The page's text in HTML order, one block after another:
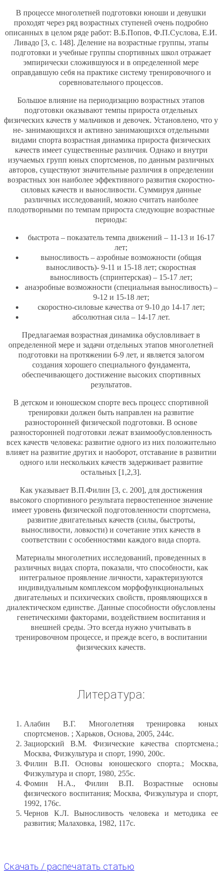
В процессе многолетней подготовки юноши и девушки
проходят через ряд возрастных ступеней очень подробно
описанных в целом ряде работ: В.Б.Попов, Ф.П.Суслова, Е.И.
Ливадо [3, c. 148]. Деление на возрастные группы, этапы
подготовки и учебные группы спортивных школ отражает
эмпирически сложившуюся и в определенной мере
оправдавшую себя на практике систему тренировочного и
соревновательного процессов.
Большое влияние на периодизацию возрастных этапов
подготовки оказывают темпы прироста отдельных
физических качеств у мальчиков и девочек. Установлено, что у
не- занимающихся и активно занимающихся отдельными
видами спорта возрастная динамика прироста физических
качеств имеет существенные различия. Однако и внутри
изучаемых групп юных спортсменов, по данным различных
авторов, существуют значительные различия в определении
возрастных зон наиболее эффективного развития скоростно-
силовых качеств и выносливости. Суммируя данные
различных исследований, можно считать наиболее
плодотворными по темпам прироста следующие возрастные
периоды:
быстрота – показатель темпа движений – 11-13 и 16-17
лет;
выносливость – аэробные возможности (общая
выносливость)- 9-11 и 15-18 лет; скоростная
выносливость (спринтерская) – 15-17 лет;
анаэробные возможности (специальная выносливость) –
9-12 и 15-18 лет;
скоростно-силовые качества от 9-10 до 14-17 лет;
абсолютная сила – 14-17 лет.
Предлагаемая возрастная динамика обусловливает в
определенной мере и задачи отдельных этапов многолетней
подготовки на протяжении 6-9 лет, и является залогом
создания хорошего специального фундамента,
обеспечивающего достижение высоких спортивных
результатов.
В детском и юношеском спорте весь процесс спортивной
тренировки должен быть направлен на развитие
разносторонней физической подготовки. В основе
разносторонней подготовки лежат взаимообусловленность
всех качеств человека: развитие одного из них положительно
влияет на развитие других и наоборот, отставание в развитии
одного или нескольких качеств задерживает развитие
остальных [1,2,3].
Как указывает В.П.Филин [3, c. 200], для достижения
высокого спортивного результата первостепенное значение
имеет уровень физической подготовленности спортсмена,
развитие двигательных качеств (силы, быстроты,
выносливости, ловкости) и сочетание этих качеств в
соответствии с особенностями каждого вида спорта.
Материалы многолетних исследований, проведенных в
различных видах спорта, показали, что способности, как
интегральное проявление личности, характеризуются
индивидуальным комплексом морфофункциональных
двигательных и психических свойств, проявляющихся в
диалектическом единстве. Данные способности обусловлены
генетическими факторами, воздействием воспитания и
внешней среды. Это всегда нужно учитывать в
тренировочном процессе, и прежде всего, в воспитании
физических качеств.
Литература:
Алабин В.Г. Многолетняя тренировка юных
спортсменов. ; Харьков, Основа, 2005, 244с.
Зациорский В.М. Физические качества спортсмена.;
Москва, Физкультура и спорт, 1990, 200с.
Филин В.П. Основы юношеского спорта.; Москва,
Физкультура и спорт, 1980, 255с.
Фомин Н.А., Филин В.П. Возрастные основы
физического воспитания; Москва, Физкультура и спорт,
1992, 176с.
Чернов К.Л. Выносливость человека и методика ее
развития; Малаховка, 1982, 117с.
Скачать / распечатать статью